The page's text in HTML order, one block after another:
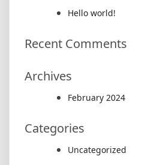
Hello world!
Recent Comments
Archives
February 2024
Categories
Uncategorized